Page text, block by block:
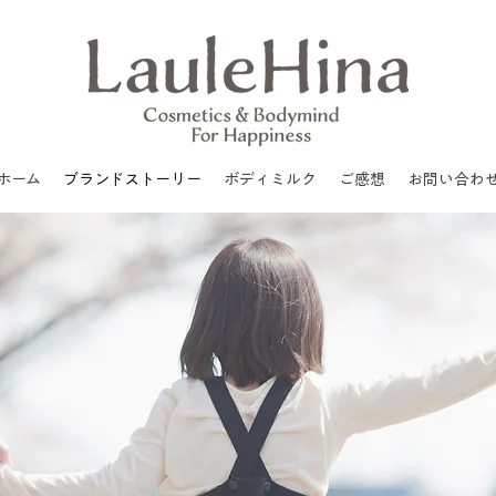
ーム ブランドストーリー ボディミルク ご感想 お問い合わ